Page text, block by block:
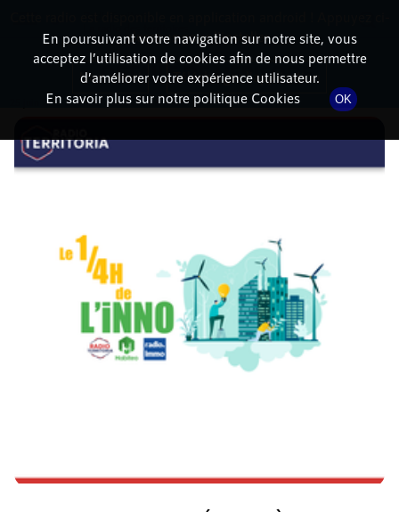
DÉTAILS DE L'ÉPISODE
25 juin 2021 à 14h22, durée : 21 minutes
En poursuivant votre navigation sur notre site, vous
acceptez l’utilisation de cookies afin de nous permettre
d’améliorer votre expérience utilisateur.
En savoir plus sur notre politique Cookies
OK
dessous pour l'installer.
Non merci Télécharger l'application